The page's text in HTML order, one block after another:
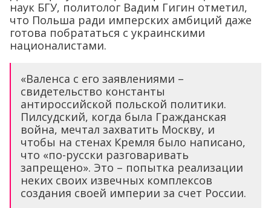
наук БГУ, политолог Вадим Гигин отметил,
что Польша ради имперских амбиций даже
готова побрататься с украинскими
националистами.
«Валенса с его заявлениями –
свидетельство константы
антироссийской польской политики.
Пилсудский, когда была Гражданская
война, мечтал захватить Москву, и
чтобы на стенах Кремля было написано,
что «по-русски разговаривать
запрещено». Это – попытка реализации
неких своих извечных комплексов
создания своей империи за счет России.